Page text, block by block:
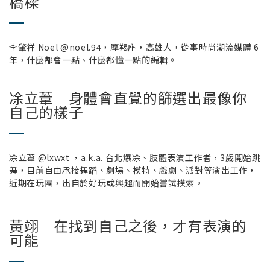
李肇祥 Noel @noel.94，摩羯座，高雄人，從事時尚潮流媒體 6
年，什麼都會一點、什麼都懂一點的編輯。
凃立葦｜身體會直覺的篩選出最像你
自己的樣子
凃立葦 @lxwxt ，a.k.a. 台北爆凃、肢體表演工作者，3歲開始跳
舞，目前自由承接舞蹈、劇場、模特、戲劇、派對等演出工作，
近期在玩團，出自於好玩或興趣而開始嘗試摸索。
黃翊｜在找到自己之後，才有表演的
可能